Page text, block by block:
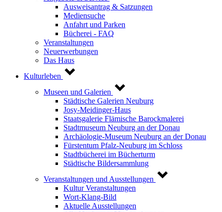
Ausweisantrag & Satzungen
Mediensuche
Anfahrt und Parken
Bücherei - FAQ
Veranstaltungen
Neuerwerbungen
Das Haus
Kulturleben
Museen und Galerien
Städtische Galerien Neuburg
Josy-Meidinger-Haus
Staatsgalerie Flämische Barockmalerei
Stadtmuseum Neuburg an der Donau
Archäologie-Museum Neuburg an der Donau
Fürstentum Pfalz-Neuburg im Schloss
Stadtbücherei im Bücherturm
Städtische Bildersammlung
Veranstaltungen und Ausstellungen
Kultur Veranstaltungen
Wort-Klang-Bild
Aktuelle Ausstellungen